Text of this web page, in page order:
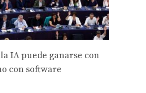
IA puede ganarse con
con software